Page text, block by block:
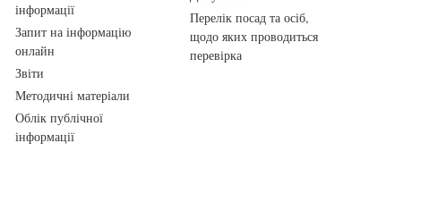
інформації
Запит на інформацію
онлайн
Звіти
Методичні матеріали
Облік публічної
інформації
Перелік посад та осіб,
щодо яких проводиться
перевірка